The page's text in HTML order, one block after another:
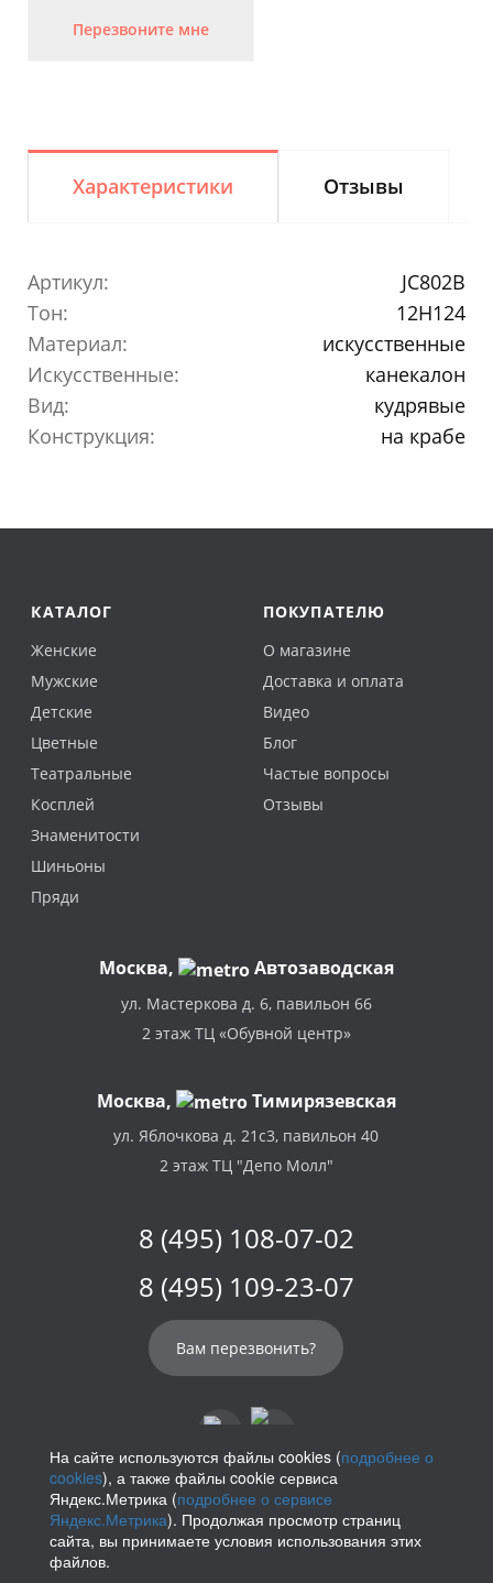
Перезвоните мне
Характеристики Отзывы
Артикул:
JC802B
Тон:
12H124
Материал:
искусственные
Искусственные:
канекалон
Вид:
кудрявые
Конструкция:
на крабе
КАТАЛОГ
Женские
Мужские
Детские
Цветные
Театральные
Косплей
Знаменитости
Шиньоны
Пряди
ПОКУПАТЕЛЮ
О магазине
Доставка и оплата
Видео
Блог
Частые вопросы
Отзывы
Москва, Автозаводская
ул. Мастеркова д. 6, павильон 66
2 этаж ТЦ «Обувной центр»
Москва, Тимирязевская
ул. Яблочкова д. 21с3, павильон 40
2 этаж ТЦ "Депо Молл"
8 (495) 108-07-02
8 (495) 109-23-07
Вам перезвонить?
info@parikof.ru
На сайте используются файлы cookies (подробнее о
cookies), а также файлы cookie сервиса
Яндекс.Метрика (подробнее о сервисе
Яндекс.Метрика). Продолжая просмотр страниц
сайта, вы принимаете условия использования этих
файлов.